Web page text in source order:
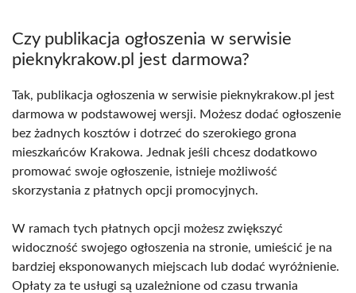
Czy publikacja ogłoszenia w serwisie
pieknykrakow.pl jest darmowa?
Tak, publikacja ogłoszenia w serwisie pieknykrakow.pl jest
darmowa w podstawowej wersji. Możesz dodać ogłoszenie
bez żadnych kosztów i dotrzeć do szerokiego grona
mieszkańców Krakowa. Jednak jeśli chcesz dodatkowo
promować swoje ogłoszenie, istnieje możliwość
skorzystania z płatnych opcji promocyjnych.
W ramach tych płatnych opcji możesz zwiększyć
widoczność swojego ogłoszenia na stronie, umieścić je na
bardziej eksponowanych miejscach lub dodać wyróżnienie.
Opłaty za te usługi są uzależnione od czasu trwania